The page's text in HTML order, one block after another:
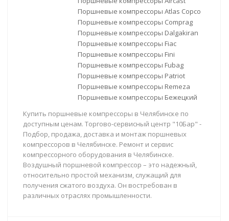
Поршневые компрессоры Atlas Copco
Поршневые компрессоры Comprag
Поршневые компрессоры Dalgakiran
Поршневые компрессоры Fiac
Поршневые компрессоры Fini
Поршневые компрессоры Fubag
Поршневые компрессоры Patriot
Поршневые компрессоры Remeza
Поршневые компрессоры Бежецкий
Купить поршневые компрессоры в Челябинске по
доступным ценам. Торгово-сервисный центр "10Бар" -
Подбор, продажа, доставка и монтаж поршневых
компрессоров в Челябинске. Ремонт и сервис
компрессорного оборудования в Челябинске.
Воздушный поршневой компрессор – это надежный,
относительно простой механизм, служащий для
получения сжатого воздуха. Он востребован в
различных отраслях промышленности.